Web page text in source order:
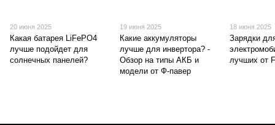
20 июня 2025
Какая батарея LiFePO4
лучше подойдет для
солнечных панелей?
19 июня 2025
Какие аккумуляторы
лучше для инвертора? -
Обзор на типы АКБ и
модели от Ф-павер
18 июня 2025
Зарядки
лучших от